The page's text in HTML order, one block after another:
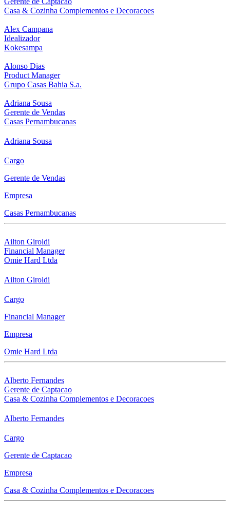
Casa & Cozinha Complementos e Decoracoes
Alex Campana
Idealizador
Kokesampa
Alonso Dias
Product Manager
Grupo Casas Bahia S.a.
Adriana Sousa
Gerente de Vendas
Casas Pernambucanas
Adriana Sousa
Cargo
Gerente de Vendas
Empresa
Casas Pernambucanas
Ailton Giroldi
Financial Manager
Omie Hard Ltda
Ailton Giroldi
Cargo
Financial Manager
Empresa
Omie Hard Ltda
Alberto Fernandes
Gerente de Captacao
Casa & Cozinha Complementos e Decoracoes
Alberto Fernandes
Cargo
Gerente de Captacao
Empresa
Casa & Cozinha Complementos e Decoracoes